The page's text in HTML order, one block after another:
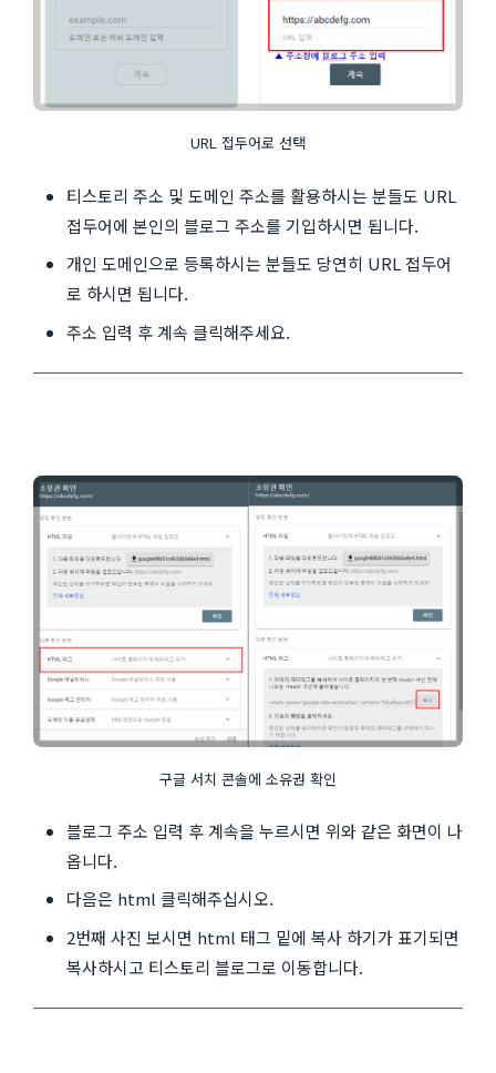
URL 접두어로 선택
티스토리 주소 및 도메인 주소를 활용하시는 분들도 URL
접두어에 본인의 블로그 주소를 기입하시면 됩니다.
개인 도메인으로 등록하시는 분들도 당연히 URL 접두어
로 하시면 됩니다.
주소 입력 후 계속 클릭해주세요.
구글 서치 콘솔에 소유권 확인
블로그 주소 입력 후 계속을 누르시면 위와 같은 화면이 나
옵니다.
다음은 html 클릭해주십시오.
2번째 사진 보시면 html 태그 밑에 복사 하기가 표기되면
복사하시고 티스토리 블로그로 이동합니다.